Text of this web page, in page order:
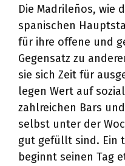
Die Madrileños, wie
spanischen
für ihre offene und
Gegensatz zu
sie sich Zeit für
legen Wert auf
zahlreichen Bars
selbst unter der
gut gefüllt sind. Ein
beginnt seinen Tag